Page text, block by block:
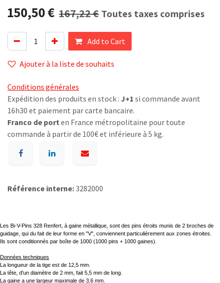
150,50€ 167,22€ Toutes taxes comprises
Add to Cart
Ajouter à la liste de souhaits
Conditions générales
Expédition des produits en stock : J+1 si commande avant
16h30 et paiement par carte bancaire.
Franco de port en France métropolitaine pour toute
commande à partir de 100€ et inférieure à 5 kg.
Référence interne:3282000
Les Bi-V-Pins 328 Renfert, à gaine métallique, sont des pins étroits munis de 2 broches de
guidage, qui du fait de leur forme en "V", conviennent particulièrement aux zones étroites.
Ils sont conditionnés par boîte de 1000 (1000 pins + 1000 gaines).
Données techniques
La longueur de la tige est de 12,5 mm.
La tête, d'un diamètre de 2 mm, fait 5,5 mm de long.
La gaine a une largeur maximale de 3,6 mm.